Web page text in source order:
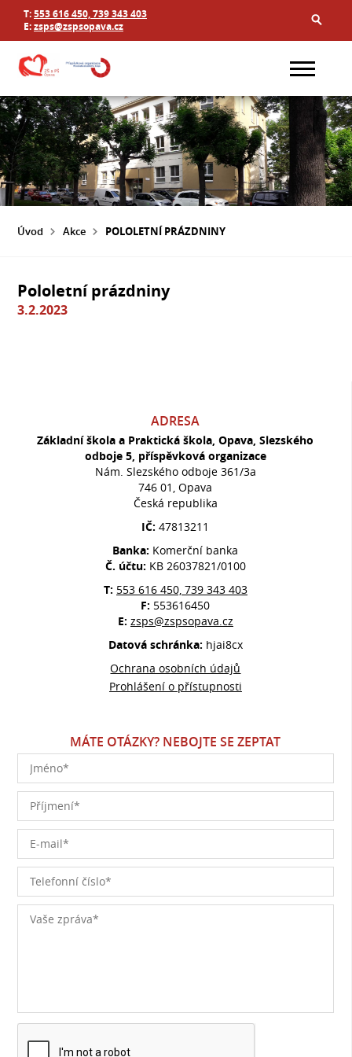
T:553 616 450, 739 343 403
E:zsps@zspsopava.cz
Úvod Akce POLOLETNÍ PRÁZDNINY
Pololetní prázdniny
3.2.2023
ADRESA
Základní škola a Praktická škola, Opava, Slezského
odboje 5, příspěvková organizace
Nám. Slezského odboje 361/3a
746 01, Opava
Česká republika
IČ:47813211
Banka: Komerční banka
Č. účtu: KB 26037821/0100
T: 553 616 450, 739 343 403
F: 553616450
E: zsps@zspsopava.cz
Datová schránka: hjai8cx
Ochrana osobních údajů
Prohlášení o přístupnosti
MÁTE OTÁZKY? NEBOJTE SE ZEPTAT